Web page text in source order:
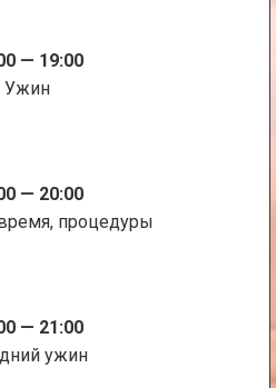
— 19:00
Ужин
— 20:00
процедуры
— 21:00
ужин